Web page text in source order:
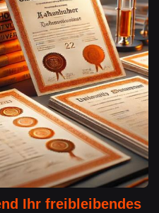
Ihr freibleibendes